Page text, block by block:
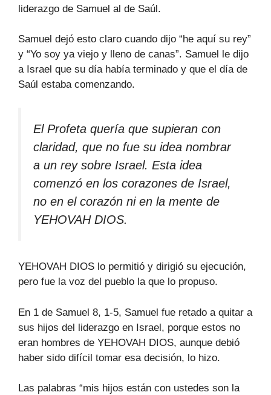
liderazgo de Samuel al de Saúl.
Samuel dejó esto claro cuando dijo “he aquí su rey”
y “Yo soy ya viejo y lleno de canas”. Samuel le dijo
a Israel que su día había terminado y que el día de
Saúl estaba comenzando.
El Profeta quería que supieran con
claridad, que no fue su idea nombrar
a un rey sobre Israel. Esta idea
comenzó en los corazones de Israel,
no en el corazón ni en la mente de
YEHOVAH DIOS.
YEHOVAH DIOS lo permitió y dirigió su ejecución,
pero fue la voz del pueblo la que lo propuso.
En 1 de Samuel 8, 1-5, Samuel fue retado a quitar a
sus hijos del liderazgo en Israel, porque estos no
eran hombres de YEHOVAH DIOS, aunque debió
haber sido difícil tomar esa decisión, lo hizo.
Las palabras “mis hijos están con ustedes son la